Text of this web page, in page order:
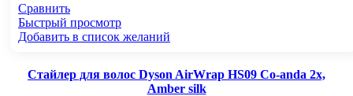
Сравнить
Быстрый просмотр
Добавить в список желаний
Стайлер для волос Dyson AirWrap HS09 Co-anda 2x,
Amber silk